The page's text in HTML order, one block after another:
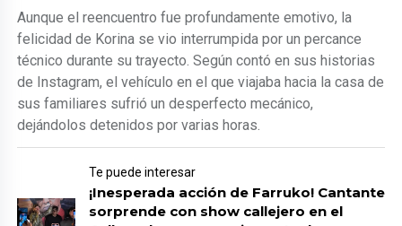
Aunque el reencuentro fue profundamente emotivo, la
felicidad de Korina se vio interrumpida por un percance
técnico durante su trayecto. Según contó en sus historias
de Instagram, el vehículo en el que viajaba hacia la casa de
sus familiares sufrió un desperfecto mecánico,
dejándolos detenidos por varias horas.
Te puede interesar
¡Inesperada acción de Farruko! Cantante
sorprende con show callejero en el